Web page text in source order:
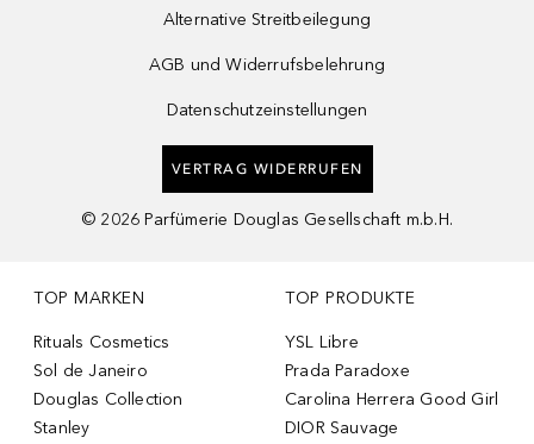
Alternative Streitbeilegung
AGB und Widerrufsbelehrung
Datenschutzeinstellungen
VERTRAG WIDERRUFEN
© 2026 Parfümerie Douglas Gesellschaft m.b.H.
TOP MARKEN
Rituals Cosmetics
Sol de Janeiro
Douglas Collection
Stanley
TOP PRODUKTE
YSL Libre
Prada Paradoxe
Carolina Herrera Good Girl
DIOR Sauvage